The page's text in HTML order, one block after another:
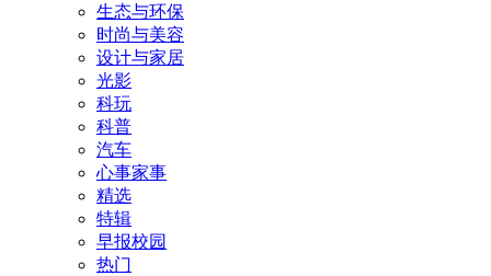
生态与环保
时尚与美容
设计与家居
光影
科玩
科普
汽车
心事家事
精选
特辑
早报校园
热门